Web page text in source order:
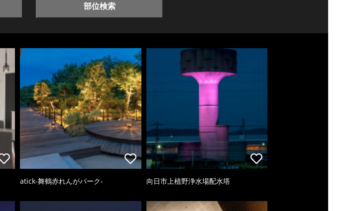
部位検索
atick-舞鶴赤れんがパーク- 向日市上植野浄水場配水塔